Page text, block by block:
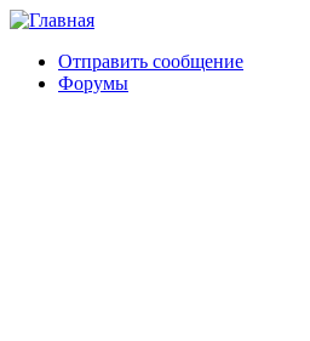
Отправить сообщение
Форумы